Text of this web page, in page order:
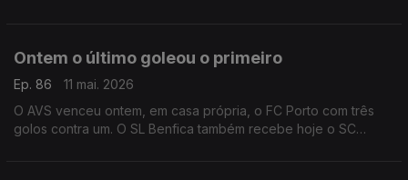
Ontem o último goleou o primeiro
Ep. 86
11 mai. 2026
O AVS venceu ontem, em casa própria, o FC Porto com três
golos contra um. O SL Benfica também recebe hoje o SC